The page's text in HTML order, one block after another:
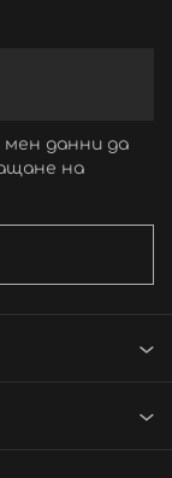
данни да
на